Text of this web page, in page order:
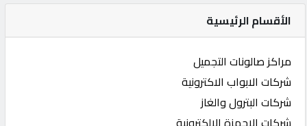
الأقسام الرئيسية
مراكز صالونات التجميل
شركات الابواب الاكترونية
شركات البترول والغاز